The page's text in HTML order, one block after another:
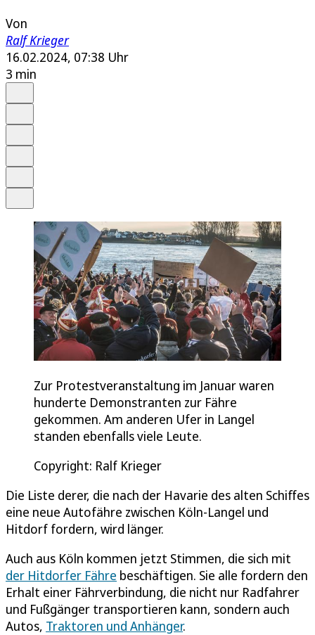
Von
Ralf Krieger
16.02.2024, 07:38 Uhr
3 min
Zur Protestveranstaltung im Januar waren
hunderte Demonstranten zur Fähre
gekommen. Am anderen Ufer in Langel
standen ebenfalls viele Leute.
Copyright: Ralf Krieger
Die Liste derer, die nach der Havarie des alten Schiffes
eine neue Autofähre zwischen Köln-Langel und
Hitdorf fordern, wird länger.
Auch aus Köln kommen jetzt Stimmen, die sich mit
der Hitdorfer Fähre beschäftigen. Sie alle fordern den
Erhalt einer Fährverbindung, die nicht nur Radfahrer
und Fußgänger transportieren kann, sondern auch
Autos, Traktoren und Anhänger.